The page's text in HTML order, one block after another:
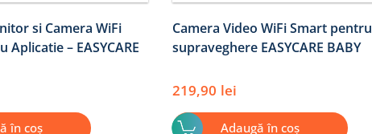
si Camera WiFi
Aplicatie – EASYCARE
în coș
Camera Video WiFi Smart pentru
supraveghere EASYCARE BABY
219,90 lei
Adaugă în coș